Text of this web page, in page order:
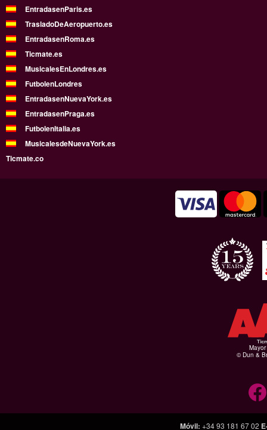
EntradasenParis.es
TrasladoDeAeropuerto.es
EntradasenRoma.es
Ticmate.es
MusicalesEnLondres.es
FutbolenLondres
EntradasenNuevaYork.es
EntradasenPraga.es
FutbolenItalia.es
MusicalesdeNuevaYork.es
Ticmate.co
© Dun &
Móvil: +34 93 181 67 02